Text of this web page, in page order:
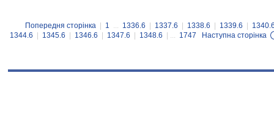
Попередня сторінка 1 ... 1336.6 1337.6 1338.6 1339.6
1344.6
1345.6 1346.6 1347.6 1348.6 | ... 1747 Наступна сторінка